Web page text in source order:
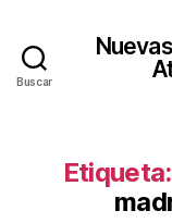
Buscar
Etiqueta: